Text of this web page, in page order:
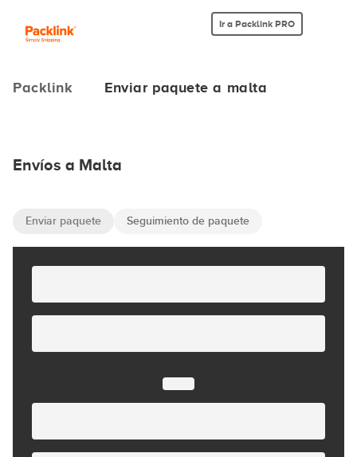
Ir a Packlink PRO
Packlink Enviar paquete a malta
Envíos a Malta
Enviar paquete Seguimiento de paquete